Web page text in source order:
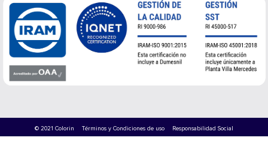
© 2021 Colorin Términos y Condiciones de uso Responsabilidad Social